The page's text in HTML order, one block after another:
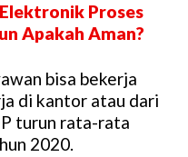
Proses
Apakah Aman?
bisa bekerja
di kantor atau dari
turun rata-rata
2020.